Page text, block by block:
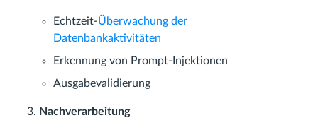
Echtzeit-Überwachung der
Datenbankaktivitäten
Erkennung von Prompt-Injektionen
Ausgabevalidierung
Nachverarbeitung